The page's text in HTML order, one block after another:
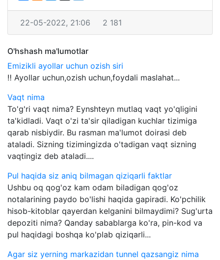
22-05-2022, 21:06 2 181
O'hshash ma'lumotlar
Emizikli ayollar uchun ozish siri
‼️ Ayollar uchun,ozish uchun,foydali maslahat...
Vaqt nima
To'g'ri vaqt nima? Eynshteyn mutlaq vaqt yo'qligini
ta'kidladi. Vaqt o'zi ta'sir qiladigan kuchlar tizimiga
qarab nisbiydir. Bu rasman ma'lumot doirasi deb
ataladi. Sizning tizimingizda o'tadigan vaqt sizning
vaqtingiz deb ataladi....
Pul haqida siz aniq bilmagan qiziqarli faktlar
Ushbu oq qog'oz kam odam biladigan qog'oz
notalarining paydo bo'lishi haqida gapiradi. Ko'pchilik
hisob-kitoblar qayerdan kelganini bilmaydimi? Sug'urta
depoziti nima? Qanday sabablarga ko'ra, pin-kod va
pul haqidagi boshqa ko'plab qiziqarli...
Agar siz yerning markazidan tunnel qazsangiz nima